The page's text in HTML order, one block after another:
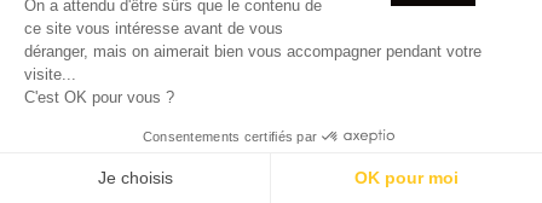
PROFITER
DE 10% !